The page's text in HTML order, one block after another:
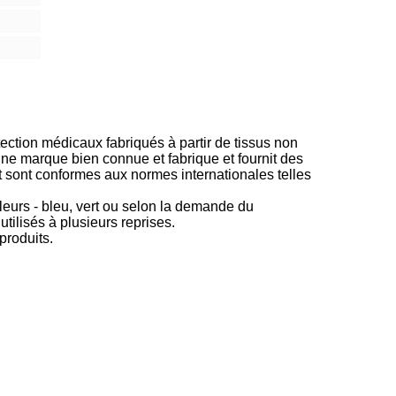
médicaux fabriqués à partir de tissus non
marque bien connue et fabrique et fournit des
conformes aux normes internationales telles
- bleu, vert ou selon la demande du
à plusieurs reprises.